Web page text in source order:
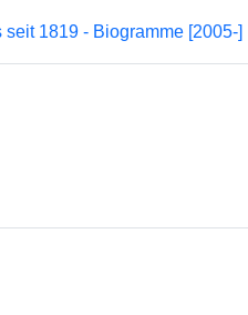
1819 - Biogramme [2005-]